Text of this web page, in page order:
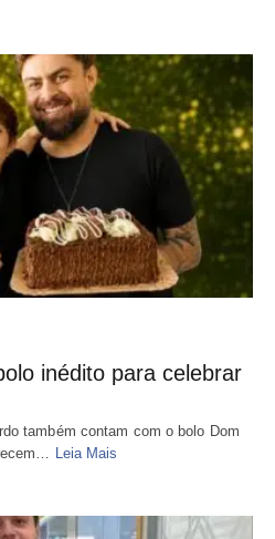
inédito para celebrar
também contam com o bolo Dom
Leia Mais